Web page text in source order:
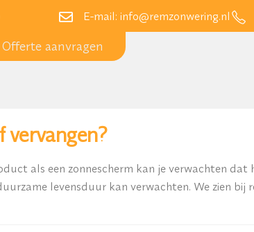
E-mail: info@remzonwering.nl
Offerte aanvragen
als een zonnescherm kan je verwachten dat
levensduur kan verwachten. We zien bij